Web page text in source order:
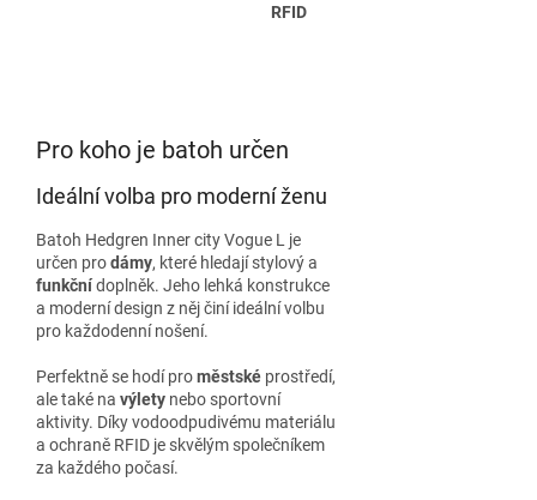
RFID
Pro koho je batoh určen
Ideální volba pro moderní ženu
Batoh Hedgren Inner city Vogue L je
určen prodámy, které hledají stylový a
funkčnídoplněk. Jeho lehká konstrukce
a moderní design z něj činí ideální volbu
pro každodenní nošení.
Perfektně se hodí proměstské prostředí,
ale také na výlety nebo sportovní
aktivity. Díky vodoodpudivému materiálu
a ochraně RFID je skvělým společníkem
za každého počasí.